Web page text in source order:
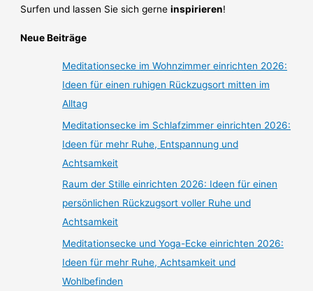
Surfen und lassen Sie sich gerneinspirieren!
Neue Beiträge
Meditationsecke im Wohnzimmer einrichten 2026:
Ideen für einen ruhigen Rückzugsort mitten im
Alltag
Meditationsecke im Schlafzimmer einrichten 2026:
Ideen für mehr Ruhe, Entspannung und
Achtsamkeit
Raum der Stille einrichten 2026: Ideen für einen
persönlichen Rückzugsort voller Ruhe und
Achtsamkeit
Meditationsecke und Yoga-Ecke einrichten 2026:
Ideen für mehr Ruhe, Achtsamkeit und
Wohlbefinden